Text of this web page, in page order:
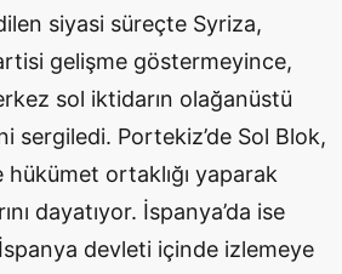
siyasi süreçte Syriza,
gelişme göstermeyince,
sol iktidarın olağanüstü
sergiledi. Portekiz’de Sol Blok,
ortaklığı yaparak
dayatıyor. İspanya’da ise
devleti içinde izlemeye